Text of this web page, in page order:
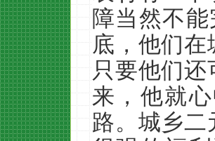
障当然不
底，他们
只要他们
来，他就
路。城乡